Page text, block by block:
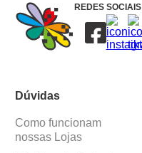
REDES SOCIAIS
Dúvidas
Como funcionam
nossas Lojas